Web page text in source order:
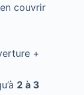
couvrir
+
2 à 3